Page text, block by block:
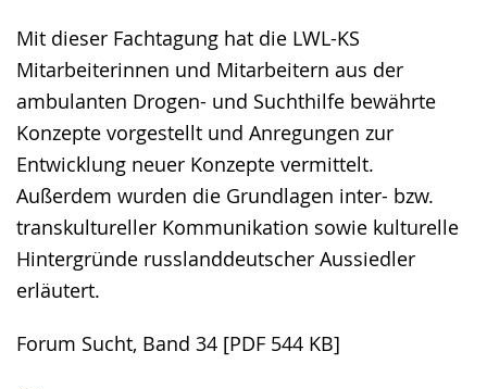
Mit dieser Fachtagung hat die LWL-KS
Mitarbeiterinnen und Mitarbeitern aus der
ambulanten Drogen- und Suchthilfe bewährte
Konzepte vorgestellt und Anregungen zur
Entwicklung neuer Konzepte vermittelt.
Außerdem wurden die Grundlagen inter- bzw.
transkultureller Kommunikation sowie kulturelle
Hintergründe russlanddeutscher Aussiedler
erläutert.
Forum Sucht, Band 34 [PDF 544 KB]